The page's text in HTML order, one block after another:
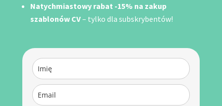
Natychmiastowy rabat -15% na zakup
szablonów CV– tylko dla subskrybentów!